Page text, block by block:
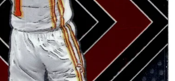
POKÉMON TCG: ME05 - PITCH BLACK
BOOSTER BUNDLE
990 Kč